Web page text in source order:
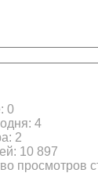
0
4
2
10 897
просмотров